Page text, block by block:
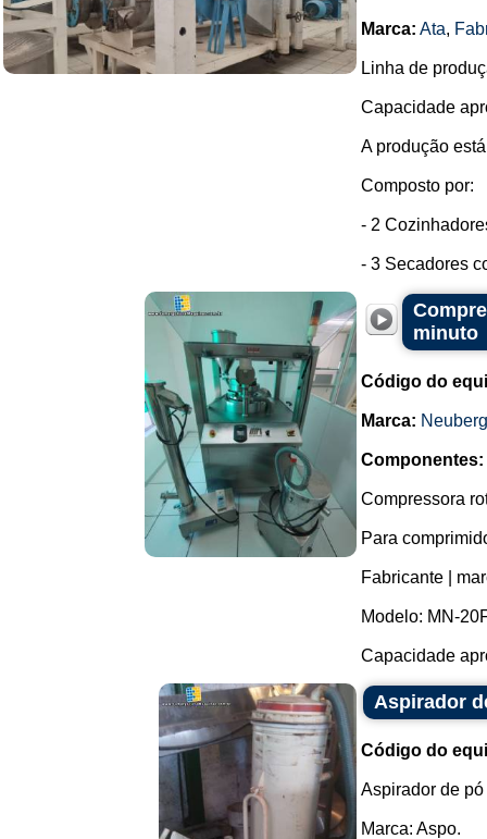
Marca: Ata,
Linha de
Capacidade
A produção
Composto por:
- 2
- 3 Secadores
minuto
Código do
Marca:
Componentes:
Compressora
Para
Fabricante |
Modelo: MN-
Capacidade
Aspirador
Código do
Aspirador de
Marca: Aspo.